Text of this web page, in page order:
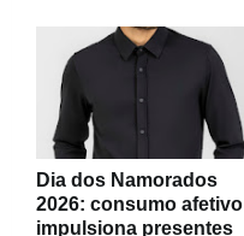
Dia dos Namorados
2026: consumo afetivo
impulsiona presentes